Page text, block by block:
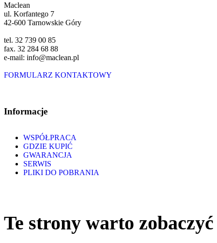
Maclean
ul. Korfantego 7
42-600 Tarnowskie Góry
tel. 32 739 00 85
fax. 32 284 68 88
e-mail: info@maclean.pl
FORMULARZ KONTAKTOWY
Informacje
WSPÓŁPRACA
GDZIE KUPIĆ
GWARANCJA
SERWIS
PLIKI DO POBRANIA
Te strony warto zobaczyć